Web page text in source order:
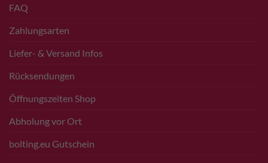
FAQ
Zahlungsarten
Liefer- & Versand Infos
Rücksendungen
Öffnungszeiten Shop
Abholung vor Ort
bolting.eu Gutschein